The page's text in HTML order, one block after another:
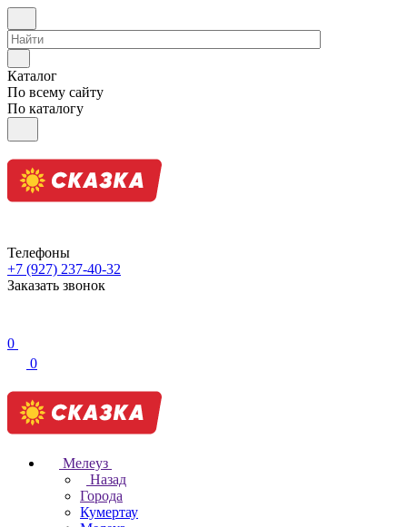
Каталог
По всему сайту
По каталогу
Телефоны
+7 (927) 237-40-32
Заказать звонок
0
0
Мелеуз
Назад
Города
Кумертау